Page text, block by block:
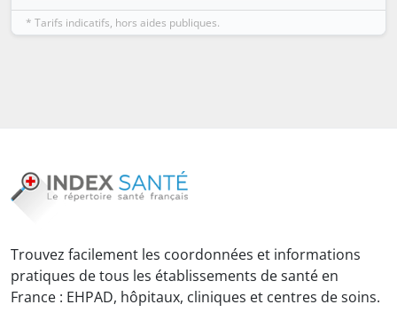
* Tarifs indicatifs, hors aides publiques.
Trouvez facilement les coordonnées et informations
pratiques de tous les établissements de santé en
France : EHPAD, hôpitaux, cliniques et centres de soins.